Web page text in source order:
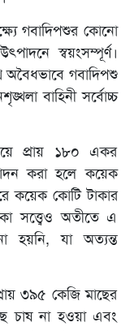
গবাদিপশুর কোনো
স্বয়ংসম্পূর্ণ।
অবৈধভাবে গবাদিপশু
বাহিনী সর্বোচ্চ
প্রায় ১৮০ একর
করা হলে কয়েক
কয়েক কোটি টাকার
সত্ত্বেও অতীতে এ
হয়নি, যা অত্যন্ত
৩৯৫ কেজি মাছের
চাষ না হওয়া এবং